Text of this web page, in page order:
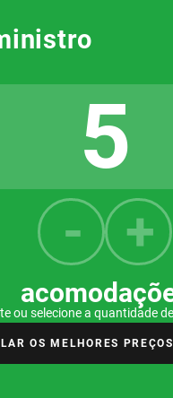
ou selecione a quantidade
OS MELHORES PREÇOS